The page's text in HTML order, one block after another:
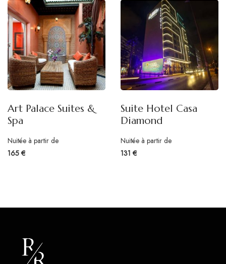
Art Palace Suites &
Spa
Nuitée à partir de
165 €
Suite Hotel Casa
Diamond
Nuitée à partir de
131 €